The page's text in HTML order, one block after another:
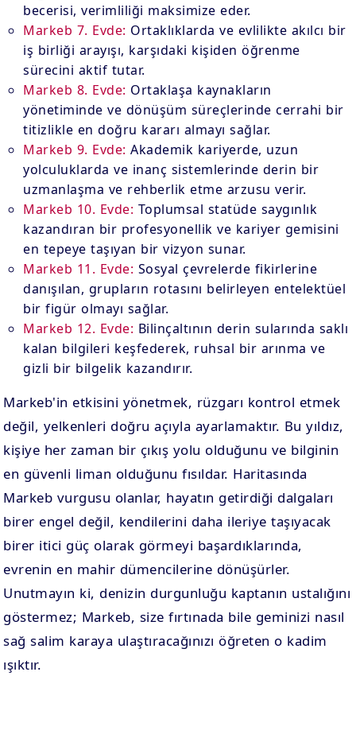
becerisi, verimliliği maksimize eder.
Markeb 7. Evde: Ortaklıklarda ve evlilikte akılcı bir
iş birliği arayışı, karşıdaki kişiden öğrenme
sürecini aktif tutar.
Markeb 8. Evde: Ortaklaşa kaynakların
yönetiminde ve dönüşüm süreçlerinde cerrahi bir
titizlikle en doğru kararı almayı sağlar.
Markeb 9. Evde: Akademik kariyerde, uzun
yolculuklarda ve inanç sistemlerinde derin bir
uzmanlaşma ve rehberlik etme arzusu verir.
Markeb 10. Evde: Toplumsal statüde saygınlık
kazandıran bir profesyonellik ve kariyer gemisini
en tepeye taşıyan bir vizyon sunar.
Markeb 11. Evde: Sosyal çevrelerde fikirlerine
danışılan, grupların rotasını belirleyen entelektüel
bir figür olmayı sağlar.
Markeb 12. Evde: Bilinçaltının derin sularında saklı
kalan bilgileri keşfederek, ruhsal bir arınma ve
gizli bir bilgelik kazandırır.
Markeb'in etkisini yönetmek, rüzgarı kontrol etmek
değil, yelkenleri doğru açıyla ayarlamaktır. Bu yıldız,
kişiye her zaman bir çıkış yolu olduğunu ve bilginin
en güvenli liman olduğunu fısıldar. Haritasında
Markeb vurgusu olanlar, hayatın getirdiği dalgaları
birer engel değil, kendilerini daha ileriye taşıyacak
birer itici güç olarak görmeyi başardıklarında,
evrenin en mahir dümencilerine dönüşürler.
Unutmayın ki, denizin durgunluğu kaptanın ustalığını
göstermez; Markeb, size fırtınada bile geminizi nasıl
sağ salim karaya ulaştıracağınızı öğreten o kadim
ışıktır.